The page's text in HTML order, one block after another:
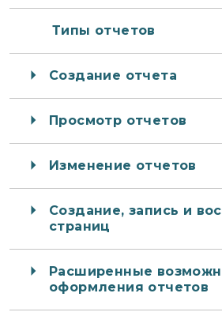
Типы отчетов
Создание отчета
Просмотр отчетов
Изменение отчетов
Создание, запись и
страниц
Расширенные
оформления отчетов